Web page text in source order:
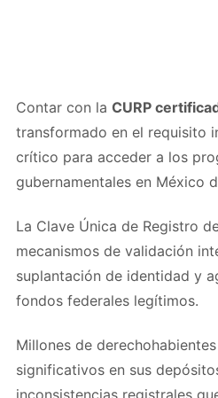
Contar con la CURP
transformado en el requisito
crítico para acceder a los
gubernamentales en México
La Clave Única de Registro
mecanismos de validación
suplantación de identidad y
fondos federales legítimos.
Millones de
significativos en sus
inconsistencias registrales